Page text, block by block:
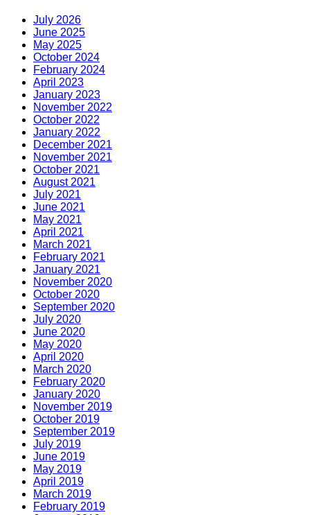
July 2026
June 2025
May 2025
October 2024
February 2024
April 2023
January 2023
November 2022
October 2022
January 2022
December 2021
November 2021
October 2021
August 2021
July 2021
June 2021
May 2021
April 2021
March 2021
February 2021
January 2021
November 2020
October 2020
September 2020
July 2020
June 2020
May 2020
April 2020
March 2020
February 2020
January 2020
November 2019
October 2019
September 2019
July 2019
June 2019
May 2019
April 2019
March 2019
February 2019